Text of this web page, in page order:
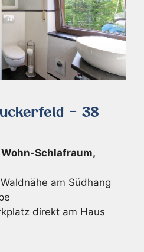
– 38
Schlafraum,
am Südhang
direkt am Haus